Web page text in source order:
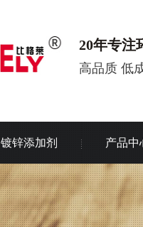
20年专注
高品质 低
镀锌添加剂 产品中